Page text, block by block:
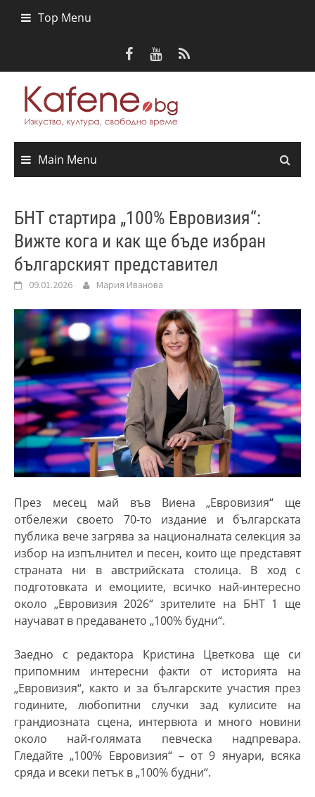
Top Menu
Main Menu
БНТ стартира „100% Евровизия“:
Вижте кога и как ще бъде избран
българският представител
09.01.2026 Мария Иванова
През месец май във Виена„Евровизия“ ще
отбележи своето 70-то издание и българската
публика вече загрява за националната селекция за
избор на изпълнител и песен, които ще представят
страната ни в австрийската столица. В ход с
подготовката и емоциите, всичко най-интересно
около „Евровизия 2026“ зрителите на БНТ 1 ще
научават в предаването „100% будни“.
Заедно с редактора Кристина Цветкова ще си
припомним интересни факти от историята на
„Евровизия“, както и за българските участия през
годините, любопитни случки зад кулисите на
грандиозната сцена, интервюта и много новини
около най-голямата певческа надпревара.
Гледайте „100% Eвровизия“ – от 9 януари, всяка
сряда и всеки петък в„100% будни“.